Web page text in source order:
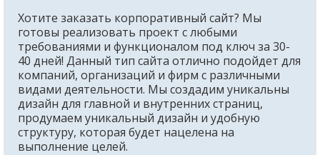
Хотите заказать корпоративный сайт? Мы
готовы реализовать проект с любыми
требованиями и функционалом под ключ за 30-
40 дней! Данный тип сайта отлично подойдет для
компаний, организаций и фирм с различными
видами деятельности. Мы создадим уникальны
дизайн для главной и внутренних страниц,
продумаем уникальный дизайн и удобную
структуру, которая будет нацелена на
выполнение целей.